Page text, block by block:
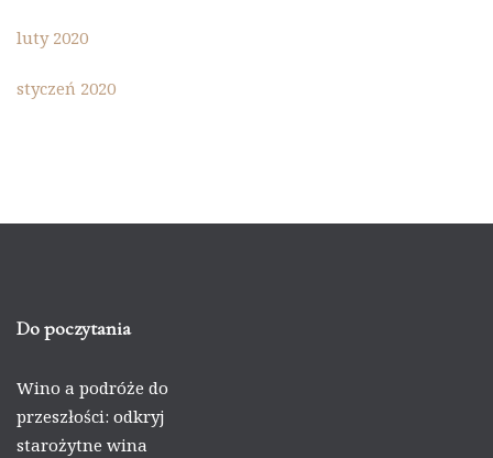
luty 2020
styczeń 2020
Do poczytania
Wino a podróże do
przeszłości: odkryj
starożytne wina